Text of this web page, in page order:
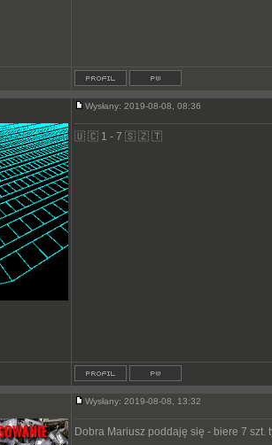
Wysłany: 2019-08-08, 08:36
🇺 🇨 1 - 7 🇸 🇿 🇹
Wysłany: 2019-08-08, 13:32
Dobra Mariusz poddaję się - biere 7 szt.